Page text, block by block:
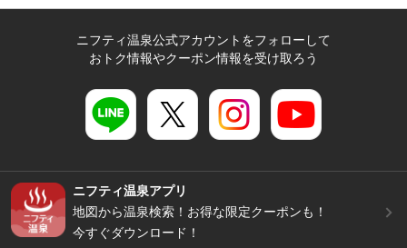
ニフティ温泉公式アカウントをフォローして
おトク情報やクーポン情報を受け取ろう
ニフティ温泉アプリ
地図から温泉検索！お得な限定クーポンも！
今すぐダウンロード！